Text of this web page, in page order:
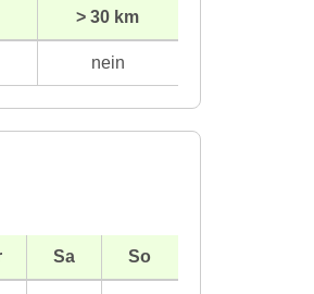
> 30 km
nein
Sa So